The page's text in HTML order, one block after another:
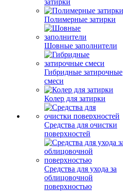
затирки
Полимерные затирки
Шовные заполнители
Гибридные затирочные
смеси
Колер для затирки
Средства для очистки
поверхностей
Средства для ухода за
облицовочной
поверхностью